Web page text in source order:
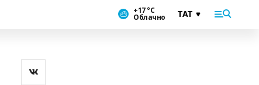
+17 °С
Облачно